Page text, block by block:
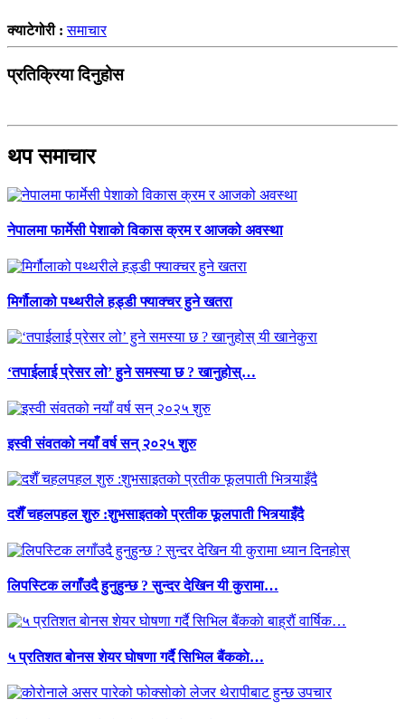
क्याटेगोरी :समाचार
प्रतिक्रिया दिनुहोस
थप समाचार
नेपालमा फार्मेसी पेशाको विकास क्रम र आजको अवस्था
मिर्गौलाको पथ्थरीले हड्डी फ्याक्चर हुने खतरा
‘तपाईलाई प्रेसर लो’ हुने समस्या छ ? खानुहोस्…
इस्वी संवतको नयाँ वर्ष सन् २०२५ शुरु
दशैँ चहलपहल शुरु :शुभसाइतको प्रतीक फूलपाती भित्र्याइँदै
लिपस्टिक लगाँउदै हुनुहुन्छ ? सुन्दर देखिन यी कुरामा…
५ प्रतिशत बाेनस शेयर घाेषणा गर्दै सिभिल बैंककाे…